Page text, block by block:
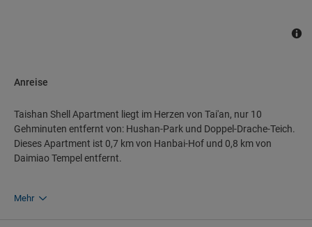
Anreise
Taishan Shell Apartment liegt im Herzen von Tai'an, nur 10
Gehminuten entfernt von: Hushan-Park und Doppel-Drache-Teich.
Dieses Apartment ist 0,7 km von Hanbai-Hof und 0,8 km von
Daimiao Tempel entfernt.
Mehr